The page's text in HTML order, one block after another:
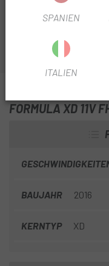
Specialized Sram
FORMULA XD 11V
BAUJAHR 2016
KERNTYP XD
SPANIEN
ITALIEN